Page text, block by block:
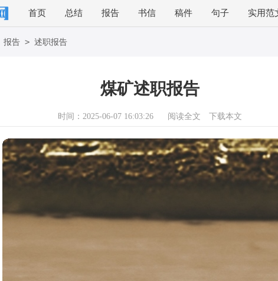
首页 总结 报告 书信 稿件 句子 实用范
报告 > 述职报告
煤矿述职报告
时间：2025-06-07 16:03:26 阅读全文 下载本文